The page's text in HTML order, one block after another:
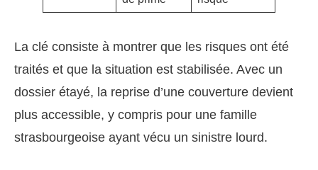
La clé consiste à montrer que les risques ont été
traités et que la situation est stabilisée. Avec un
dossier étayé, la reprise d’une couverture devient
plus accessible, y compris pour une famille
strasbourgeoise ayant vécu un sinistre lourd.